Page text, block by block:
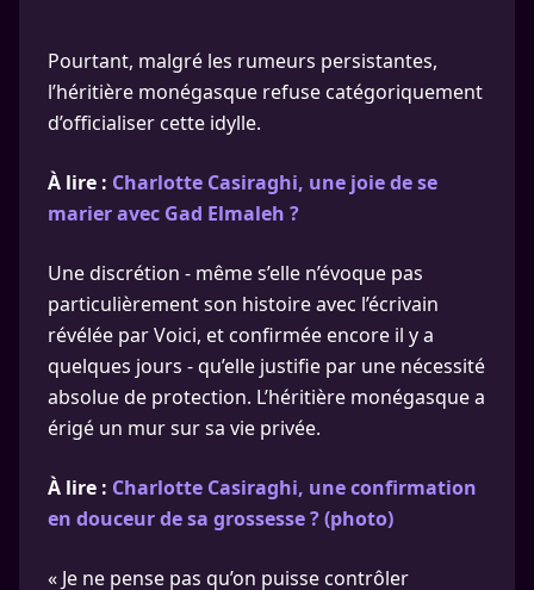
Pourtant, malgré les rumeurs persistantes,
l’héritière monégasque refuse catégoriquement
d’officialiser cette idylle.
À lire : Charlotte Casiraghi, une joie de se
marier avec Gad Elmaleh ?
Une discrétion - même s’elle n’évoque pas
particulièrement son histoire avec l’écrivain
révélée par Voici, et confirmée encore il y a
quelques jours - qu’elle justifie par une nécessité
absolue de protection. L’héritière monégasque a
érigé un mur sur sa vie privée.
À lire : Charlotte Casiraghi, une confirmation
en douceur de sa grossesse ? (photo)
« Je ne pense pas qu’on puisse contrôler